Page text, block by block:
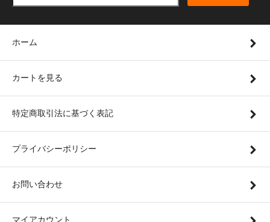
ホーム
カートを見る
特定商取引法に基づく表記
プライバシーポリシー
お問い合わせ
マイアカウント